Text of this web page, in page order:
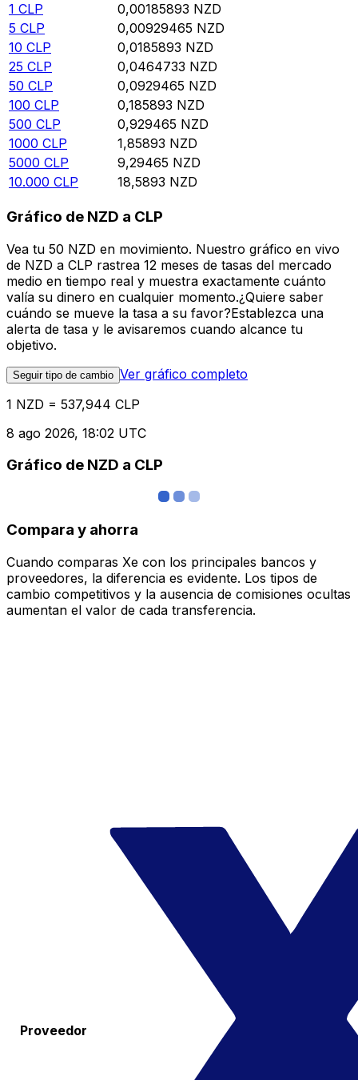
1 CLP 0,00185893 NZD
5 CLP 0,00929465 NZD
10 CLP 0,0185893 NZD
25 CLP 0,0464733 NZD
50 CLP 0,0929465 NZD
100 CLP 0,185893 NZD
500 CLP 0,929465 NZD
1000 CLP 1,85893 NZD
5000 CLP 9,29465 NZD
10.000 CLP 18,5893 NZD
Gráfico de NZD a CLP
Vea tu 50 NZD en movimiento. Nuestro gráfico en vivo
de NZD a CLP rastrea 12 meses de tasas del mercado
medio en tiempo real y muestra exactamente cuánto
valía su dinero en cualquier momento.¿Quiere saber
cuándo se mueve la tasa a su favor?Establezca una
alerta de tasa y le avisaremos cuando alcance tu
objetivo.
Seguir tipo de cambio Ver gráfico completo
1 NZD = 537,944 CLP
8 ago 2026, 18:02 UTC
Gráfico de NZD a CLP
Compara y ahorra
Cuando comparas Xe con los principales bancos y
proveedores, la diferencia es evidente. Los tipos de
cambio competitivos y la ausencia de comisiones ocultas
aumentan el valor de cada transferencia.
Proveedor